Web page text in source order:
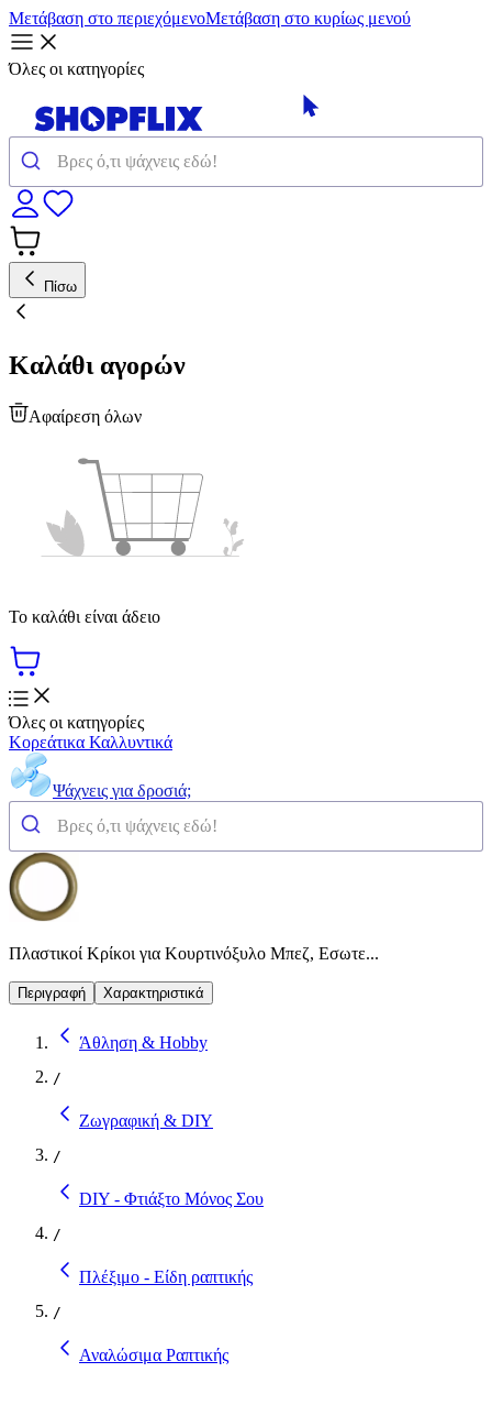
Μετάβαση στο περιεχόμενοΜετάβαση στο κυρίως μενού
Όλες οι κατηγορίες
Πίσω
Καλάθι αγορών
Αφαίρεση όλων
Το καλάθι είναι άδειο
Όλες οι κατηγορίες
Κορεάτικα Καλλυντικά
Ψάχνεις για δροσιά;
Πλαστικοί Κρίκοι για Κουρτινόξυλο Μπεζ, Εσωτε...
Περιγραφή Χαρακτηριστικά
Άθληση & Hobby
/
Ζωγραφική & DIY
/
DIY - Φτιάξτο Μόνος Σου
/
Πλέξιμο - Είδη ραπτικής
/
Αναλώσιμα Ραπτικής